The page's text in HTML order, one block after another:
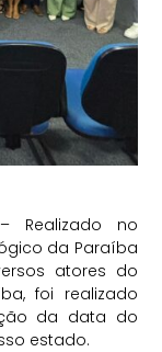
Realizado no
da Paraíba
atores do
foi realizado
da data do
estado.